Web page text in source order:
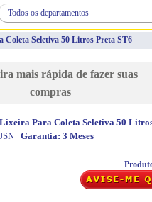
Coleta Seletiva 50 Litros Preta ST6
mais rápida de fazer suas
compras
Lixeira Para Coleta Seletiva 50
JSN Garantia: 3 Meses
Todos os departamentos